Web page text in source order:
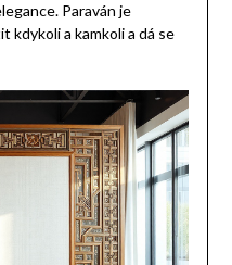
Paraván je
kdykoli a kamkoli a dá se